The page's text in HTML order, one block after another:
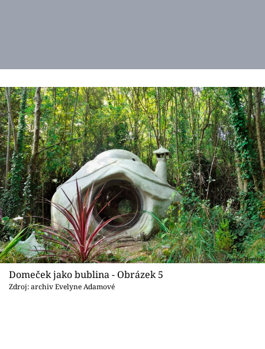
Domeček jako bublina - Obrázek 5
Zdroj: archiv Evelyne Adamové